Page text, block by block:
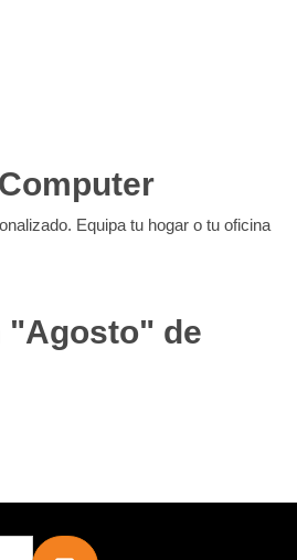
Equipa tu hogar o tu oficina
"Agosto" de